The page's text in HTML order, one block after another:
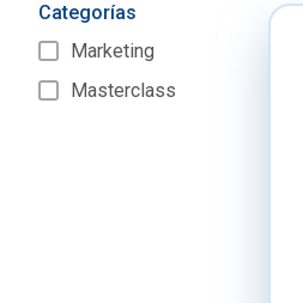
Categorías
Marketing
Masterclass